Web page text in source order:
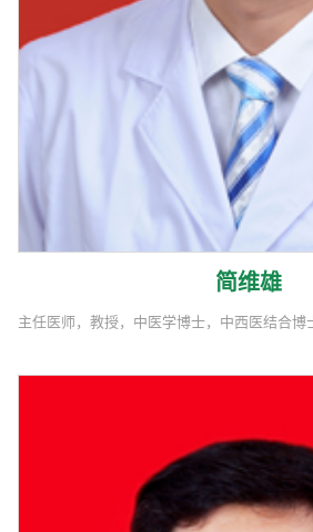
简维雄
主任医师，教授，中医学博士，中西医结合博